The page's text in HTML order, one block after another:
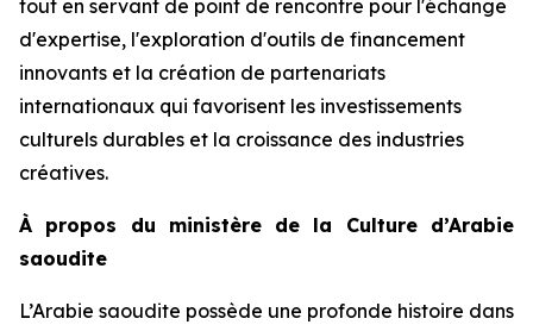
tout en servant de point de rencontre pour l'échange
d'expertise, l'exploration d'outils de financement
innovants et la création de partenariats
internationaux qui favorisent les investissements
culturels durables et la croissance des industries
créatives.
À propos du ministère de la Culture d’Arabie
saoudite
L’Arabie saoudite possède une profonde histoire dans